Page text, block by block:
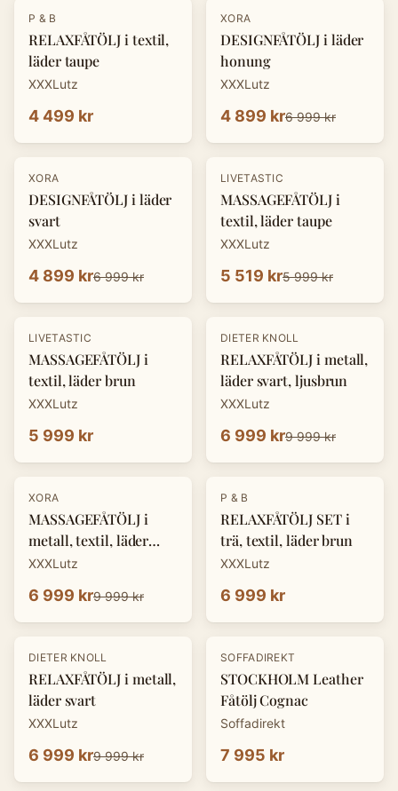
P & B
RELAXFÅTÖLJ i textil,
läder taupe
XXXLutz
4 499 kr
-30%
XORA
DESIGNFÅTÖLJ i läder
honung
XXXLutz
4 899 kr6 999 kr
-30%
XORA
DESIGNFÅTÖLJ i läder
svart
XXXLutz
4 899 kr6 999 kr
- 8%
LIVETASTIC
MASSAGEFÅTÖLJ i
textil, läder taupe
XXXLutz
5 519 kr5 999 kr
LIVETASTIC
MASSAGEFÅTÖLJ i
textil, läder brun
XXXLutz
5 999 kr
-30%
DIETER KNOLL
RELAXFÅTÖLJ i metall,
läder svart, ljusbrun
XXXLutz
6 999 kr9 999 kr
-30%
XORA
MASSAGEFÅTÖLJ i
metall, textil, läder
mörkgrå
XXXLutz
6 999 kr9 999 kr
P & B
RELAXFÅTÖLJ SET i
trä, textil, läder brun
XXXLutz
6 999 kr
-30%
DIETER KNOLL
RELAXFÅTÖLJ i metall,
läder svart
XXXLutz
6 999 kr9 999 kr
SOFFADIREKT
STOCKHOLM Leather
Fåtölj Cognac
Soffadirekt
7 995 kr